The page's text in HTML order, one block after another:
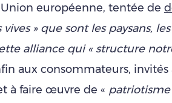
européenne, tentée de
vives » que sont les paysans,
alliance qui « structure
aux consommateurs, invités
à faire œuvre de «